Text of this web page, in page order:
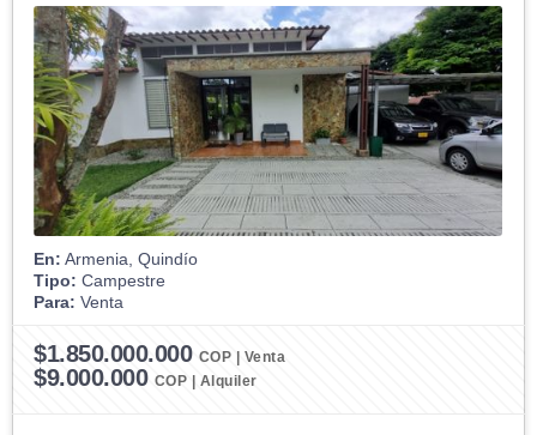
En: Armenia, Quindío
Tipo: Campestre
Para: Venta
$1.850.000.000 COP | Venta
$9.000.000 COP | Alquiler